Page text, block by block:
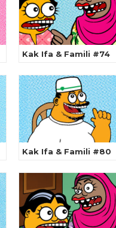
Kak Ifa & Famili #74
Kak Ifa & Famili #80